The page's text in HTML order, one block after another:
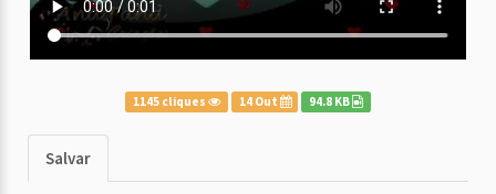
1145 cliques 14 Out 94.8 KB
Salvar